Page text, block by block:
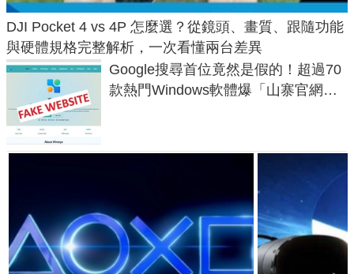
DJI Pocket 4 vs 4P 怎麼選？從鏡頭、畫質、跟隨功能
與硬體規格完整解析，一次看懂兩台差異
Google搜尋首位竟然是假的！超過70
款熱門Windows軟體爆「山寨官網」